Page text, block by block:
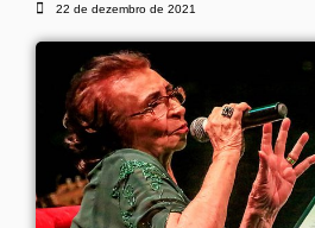
22 de dezembro de 2021